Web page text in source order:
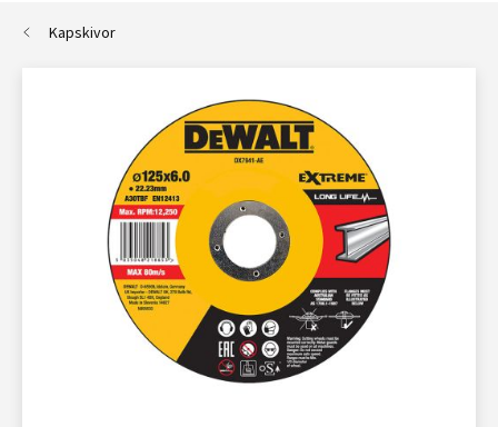
Kapskivor